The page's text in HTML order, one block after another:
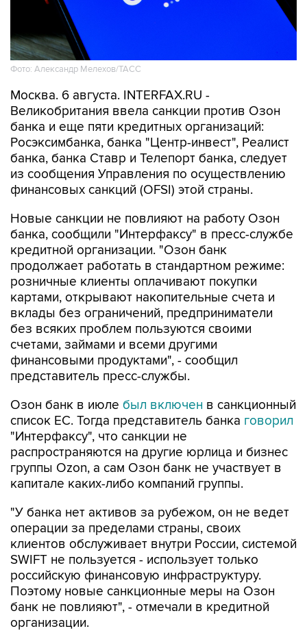
Фото: Александр Мелехов/ТАСС
Москва. 6 августа. INTERFAX.RU -
Великобритания ввела санкции против Озон
банка и еще пяти кредитных организаций:
Росэксимбанка, банка "Центр-инвест", Реалист
банка, банка Ставр и Телепорт банка, следует
из сообщения Управления по осуществлению
финансовых санкций (OFSI) этой страны.
Новые санкции не повлияют на работу Озон
банка, сообщили "Интерфаксу" в пресс-службе
кредитной организации. "Озон банк
продолжает работать в стандартном режиме:
розничные клиенты оплачивают покупки
картами, открывают накопительные счета и
вклады без ограничений, предприниматели
без всяких проблем пользуются своими
счетами, займами и всеми другими
финансовыми продуктами", - сообщил
представитель пресс-службы.
Озон банк в июле был включен в санкционный
список ЕС. Тогда представитель банка говорил
"Интерфаксу", что санкции не
распространяются на другие юрлица и бизнес
группы Ozon, а сам Озон банк не участвует в
капитале каких-либо компаний группы.
"У банка нет активов за рубежом, он не ведет
операции за пределами страны, своих
клиентов обслуживает внутри России, системой
SWIFT не пользуется - использует только
российскую финансовую инфраструктуру.
Поэтому новые санкционные меры на Озон
банк не повлияют", - отмечали в кредитной
организации.